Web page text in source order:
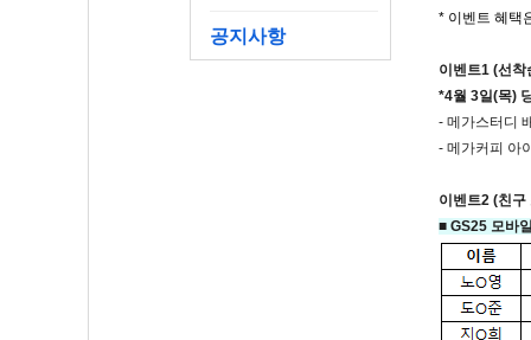
공지사항
* 이벤트 혜택
이벤트1 (선
*4월 3일(목)
- 메가스터디
- 메가커피 아
이벤트2 (친구
■ GS25 모바